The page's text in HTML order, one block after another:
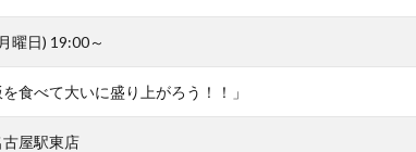
曜日) 19:00～
食べて大いに盛り上がろう！！」
屋駅東店